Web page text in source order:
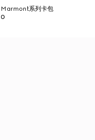
Marmont系列卡包